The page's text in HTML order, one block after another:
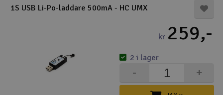
Drönare för FPV
1S USB Li-Po-laddare 500mA - HC UMX
kr 259,-
+
-
2 i lager